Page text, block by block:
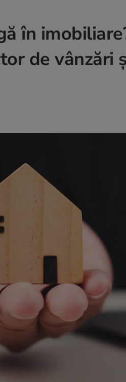
în
de vânzări